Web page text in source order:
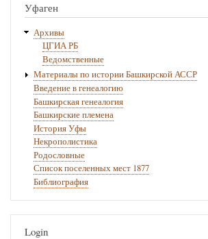
179
1736г.
Ноября
Мнение
А.Ф.
Хрущева
предложение
В.
Уфаген
Архивы
ЦГИА РБ
Ведомственные
Материалы по истории Башкирской АССР
Введение в генеалогию
Башкирская генеалогия
Башкирские племена
История Уфы
Некрополистика
Родословные
Список поселенных мест 1877
Библиография
Login